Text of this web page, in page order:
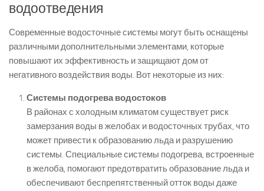
водоотведения
Современные водосточные системы могут быть оснащены
различными дополнительными элементами, которые
повышают их эффективность и защищают дом от
негативного воздействия воды. Вот некоторые из них:
Системы подогрева водостоков
В районах с холодным климатом существует риск
замерзания воды в желобах и водосточных трубах, что
может привести к образованию льда и разрушению
системы. Специальные системы подогрева, встроенные
в желоба, помогают предотвратить образование льда и
обеспечивают беспрепятственный отток воды даже